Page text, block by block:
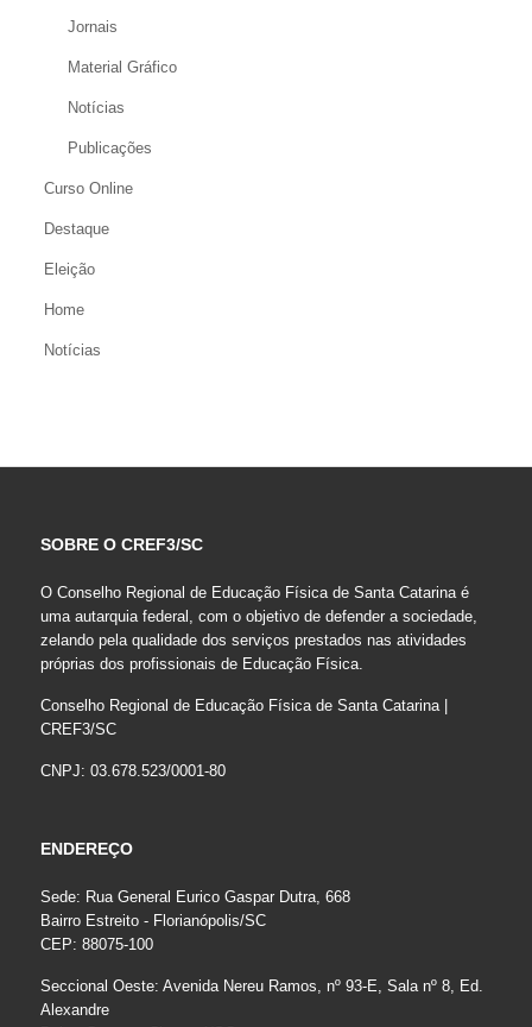
Jornais
Material Gráfico
Notícias
Publicações
Curso Online
Destaque
Eleição
Home
Notícias
SOBRE O CREF3/SC
O Conselho Regional de Educação Física de Santa Catarina é
uma autarquia federal, com o objetivo de defender a sociedade,
zelando pela qualidade dos serviços prestados nas atividades
próprias dos profissionais de Educação Física.
Conselho Regional de Educação Física de Santa Catarina |
CREF3/SC
CNPJ: 03.678.523/0001-80
ENDEREÇO
Sede: Rua General Eurico Gaspar Dutra, 668
Bairro Estreito - Florianópolis/SC
CEP: 88075-100
Seccional Oeste: Avenida Nereu Ramos, nº 93-E, Sala nº 8, Ed.
Alexandre